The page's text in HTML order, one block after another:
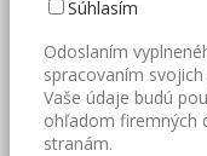
Súhlasím
Odoslaním
spracovaním
Vaše údaje budú
ohľadom firemných
stranám.